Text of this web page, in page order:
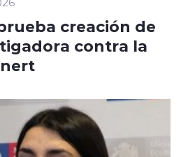
creación de
contra la